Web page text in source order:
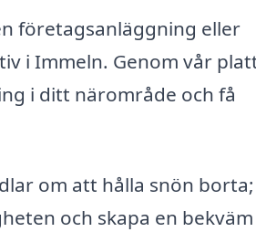
företagsanläggning eller
i Immeln. Genom vår
i ditt närområde och få
om att hålla snön
och skapa en